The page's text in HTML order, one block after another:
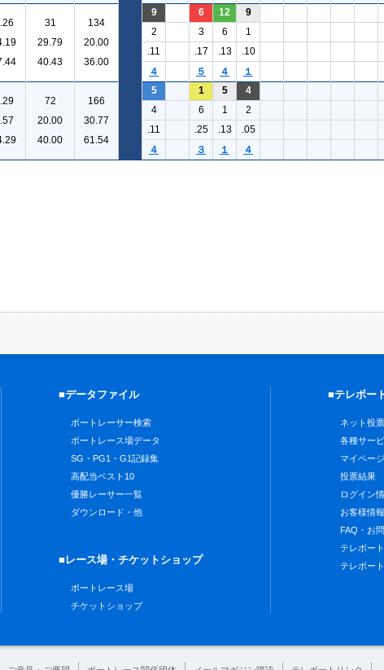
31
29.79
40.43
134
20.00
36.00
9 6 12 9
2 3 6
1
.11
.17 .13
.10
４
５ ４ １
72
20.00
40.00
166
30.77
61.54
5 1 5 4
4 6 1
2
.11
.25 .13
.05
４
３ １ ４
■データファイル
ボートレーサー検索
ボートレース場データ
SG・PG1・G1記録集
高配当ベスト10
優勝レーサー一覧
ダウンロード・他
■レース場・チケットショップ
ボートレース場
チケットショップ
■テレボー
ネット投
各種サー
マイページ
投票結果
ログイン
お客様情
FAQ・お
テレボー
テレボー